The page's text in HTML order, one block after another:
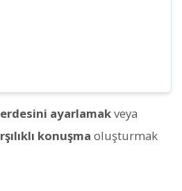
ayarlamakveya
konuşma oluşturmak